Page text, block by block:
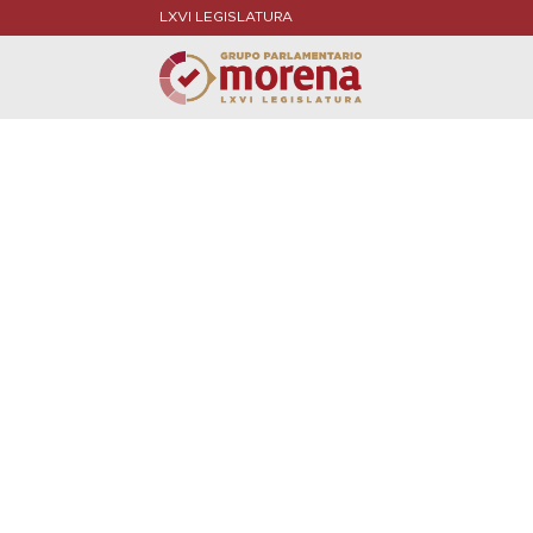
LXVI LEGISLATURA